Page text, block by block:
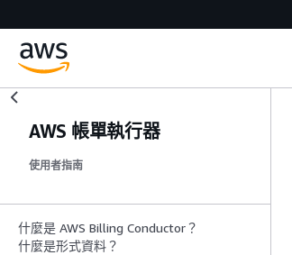
AWS 帳單執行器
使用者指南
什麼是 AWS Billing Conductor？
什麼是形式資料？